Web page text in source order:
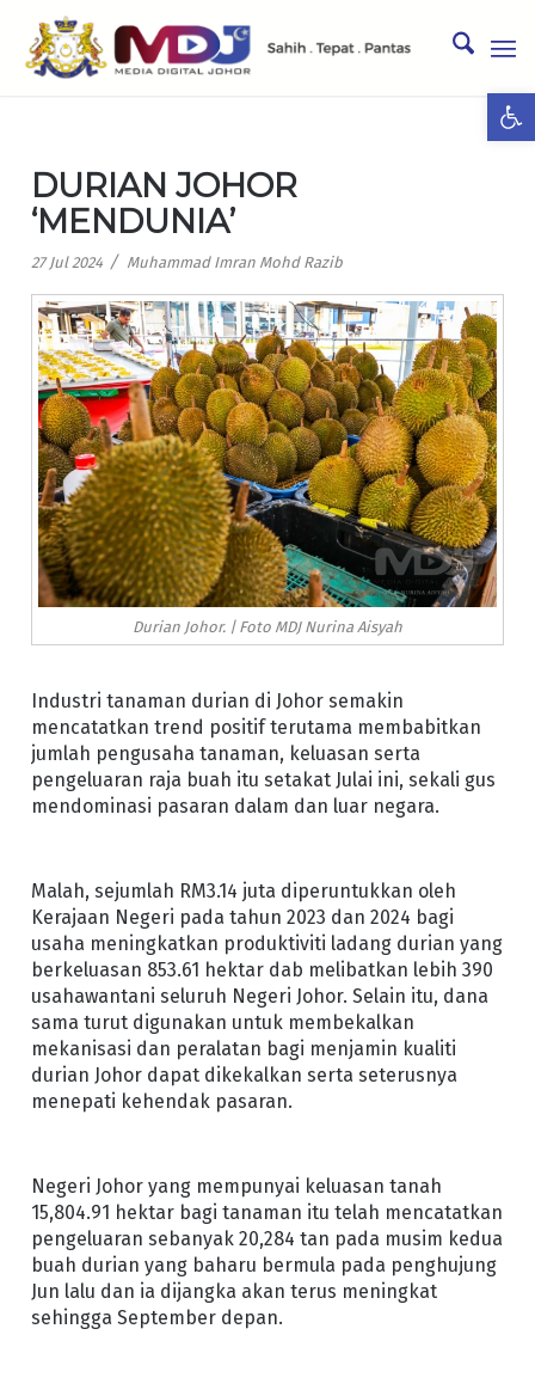
DURIAN JOHOR
‘MENDUNIA’
27 Jul 2024 / Muhammad Imran Mohd Razib
Durian Johor. | Foto MDJ Nurina Aisyah
Industri tanaman durian di Johor semakin
mencatatkan trend positif terutama membabitkan
jumlah pengusaha tanaman, keluasan serta
pengeluaran raja buah itu setakat Julai ini, sekali gus
mendominasi pasaran dalam dan luar negara.
Malah, sejumlah RM3.14 juta diperuntukkan oleh
Kerajaan Negeri pada tahun 2023 dan 2024 bagi
usaha meningkatkan produktiviti ladang durian yang
berkeluasan 853.61 hektar dab melibatkan lebih 390
usahawantani seluruh Negeri Johor. Selain itu, dana
sama turut digunakan untuk membekalkan
mekanisasi dan peralatan bagi menjamin kualiti
durian Johor dapat dikekalkan serta seterusnya
menepati kehendak pasaran.
Negeri Johor yang mempunyai keluasan tanah
15,804.91 hektar bagi tanaman itu telah mencatatkan
pengeluaran sebanyak 20,284 tan pada musim kedua
buah durian yang baharu bermula pada penghujung
Jun lalu dan ia dijangka akan terus meningkat
sehingga September depan.